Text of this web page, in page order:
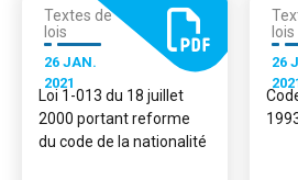
Textes de
lois
26 JAN.
2021
Loi 1-013 du 18 juillet
2000 portant reforme
du code de la nationalité
lois
26